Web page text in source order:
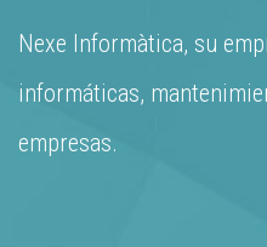
Nexe Informàtica, su
informáticas,
empresas.